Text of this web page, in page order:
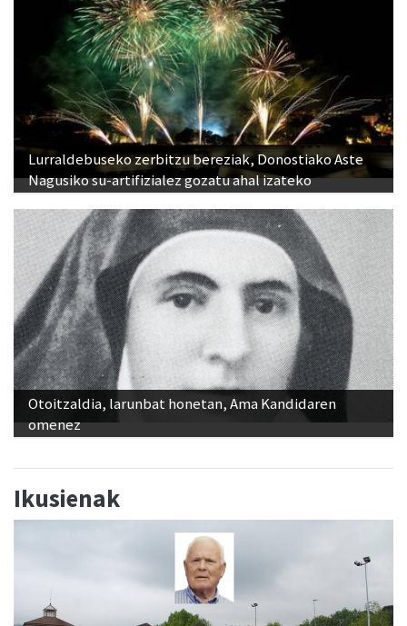
Lurraldebuseko zerbitzu bereziak, Donostiako Aste
Nagusiko su-artifizialez gozatu ahal izateko
Otoitzaldia, larunbat honetan, Ama Kandidaren
omenez
Ikusienak